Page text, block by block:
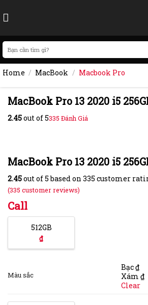
to
Search
for:
Home / MacBook / Macbook Pro
MacBook Pro 13 2020 i5
2.45out of 5335 Đánh Giá
MacBook Pro 13 2020 i5
2.45out of5based on 335 customer
(335 customer reviews)
Call
512GB
₫
Màu sắc
Bạc₫
Xám ₫
Clear